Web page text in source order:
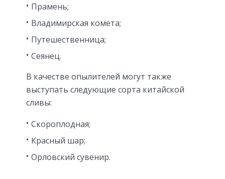
Прамень;
Владимирская комета;
Путешественница;
Сеянец.
В качестве опылителей могут также
выступать следующие сорта китайской
сливы:
Скороплодная;
Красный шар;
Орловский сувенир.